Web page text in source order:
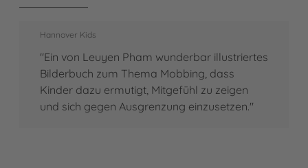
Hannover Kids
"Ein von Leuyen Pham wunderbar illustriertes
Bilderbuch zum Thema Mobbing, dass
Kinder dazu ermutigt, Mitgefühl zu zeigen
und sich gegen Ausgrenzung einzusetzen."